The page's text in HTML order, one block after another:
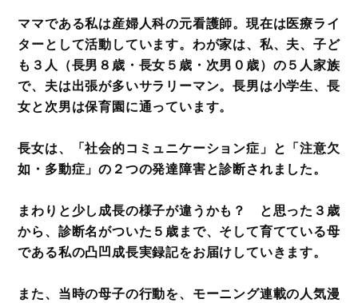
ママである私は産婦人科の元看護師。現在は医療ライ
ターとして活動しています。わが家は、私、夫、子ど
も３人（長男８歳・長女５歳・次男０歳）の５人家族
で、夫は出張が多いサラリーマン。長男は小学生、長
女と次男は保育園に通っています。
長女は、「社会的コミュニケーション症」と「注意欠
如・多動症」の２つの発達障害と診断されました。
まわりと少し成長の様子が違うかも？ と思った３歳
から、診断名がついた５歳まで、そして育てている母
である私の凸凹成長実録記をお届けしていきます。
また、当時の母子の行動を、モーニング連載の人気漫